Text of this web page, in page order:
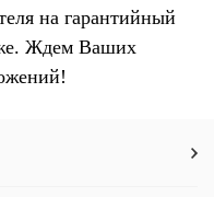
на гарантийный
Ждем Ваших